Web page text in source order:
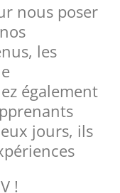
nous poser
les
également
jours, ils
!